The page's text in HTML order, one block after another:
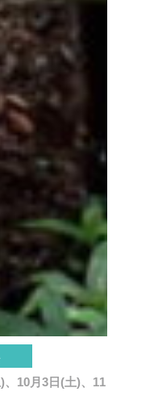
、10月3日(土)、11